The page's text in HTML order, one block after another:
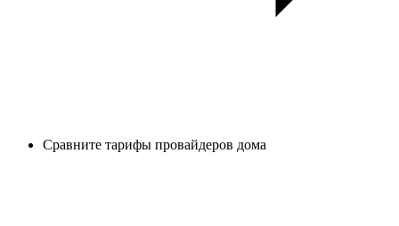
Сравните тарифы провайдеров дома